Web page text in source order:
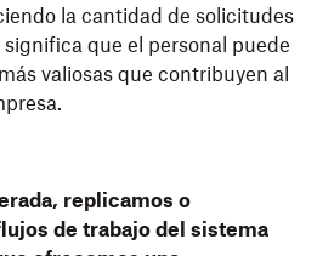
la cantidad de solicitudes
que el personal puede
valiosas que contribuyen al
replicamos o
de trabajo del sistema